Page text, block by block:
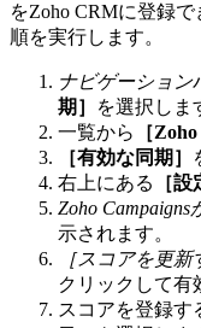
をZoho CRMに登録
順を実行します。
ナビゲーション
期］
を選択しま
一覧から
［
［有効な同期］
右上にある
［設
Zoho
示されます。
［スコアを更新
クリックして有
スコアを登録す